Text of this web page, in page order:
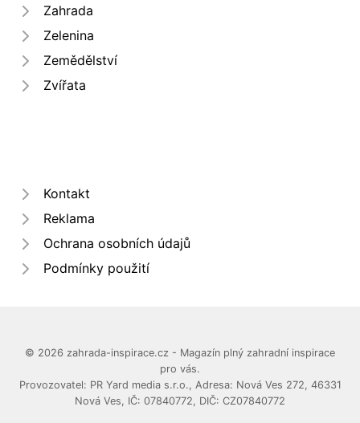
Zahrada
Zelenina
Zemědělství
Zvířata
Kontakt
Reklama
Ochrana osobních údajů
Podmínky použití
© 2026 zahrada-inspirace.cz - Magazín plný zahradní inspirace
pro vás.
Provozovatel: PR Yard media s.r.o., Adresa: Nová Ves 272, 46331
Nová Ves, IČ: 07840772, DIČ: CZ07840772